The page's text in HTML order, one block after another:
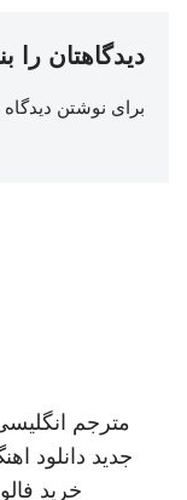
دیدگاهتان را
برای نوشتن دیدگاه
مترجم
جدید دانلود
خرید